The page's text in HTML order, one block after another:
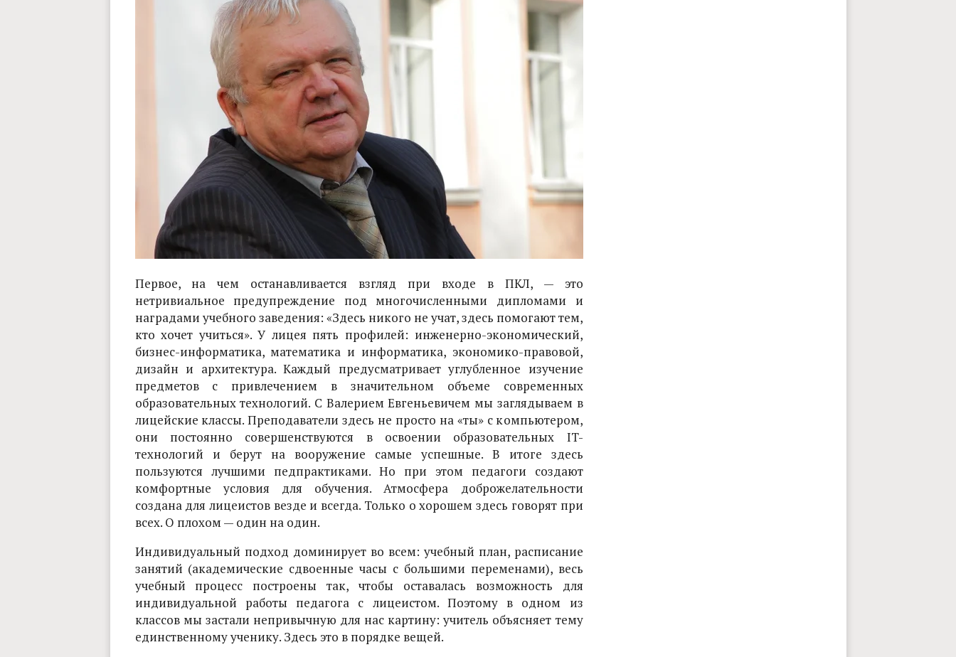
Первое, на чем останавливается взгляд при входе в ПКЛ, — это
нетривиальное предупреждение под многочисленными дипломами и
наградами учебного заведения: «Здесь никого не учат, здесь помогают тем,
кто хочет учиться». У лицея пять профилей: инженерно-экономический,
бизнес-информатика, математика и информатика, экономико-правовой,
дизайн и архитектура. Каждый предусматривает углубленное изучение
предметов с привлечением в значительном объеме современных
образовательных технологий. С Валерием Евгеньевичем мы заглядываем в
лицейские классы. Преподаватели здесь не просто на «ты» с компьютером,
они постоянно совершенствуются в освоении образовательных IT-
технологий и берут на вооружение самые успешные. В итоге здесь
пользуются лучшими педпрактиками. Но при этом педагоги создают
комфортные условия для обучения. Атмосфера доброжелательности
создана для лицеистов везде и всегда. Только о хорошем здесь говорят при
всех. О плохом — один на один.
Индивидуальный подход доминирует во всем: учебный план, расписание
занятий (академические сдвоенные часы с большими переменами), весь
учебный процесс построены так, чтобы оставалась возможность для
индивидуальной работы педагога с лицеистом. Поэтому в одном из
классов мы застали непривычную для нас картину: учитель объясняет тему
единственному ученику. Здесь это в порядке вещей.